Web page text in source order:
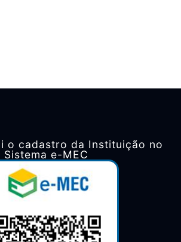
o cadastro da Instituição no
Sistema e-MEC